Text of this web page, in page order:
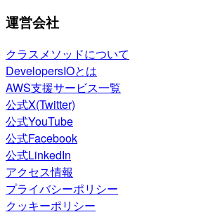
運営会社
クラスメソッドについて
DevelopersIOとは
AWS支援サービス一覧
公式X(Twitter)
公式YouTube
公式Facebook
公式LinkedIn
アクセス情報
プライバシーポリシー
クッキーポリシー